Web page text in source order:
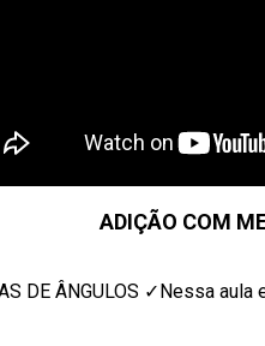
ADIÇÃO COM
DE ÂNGULOS ✓Nessa